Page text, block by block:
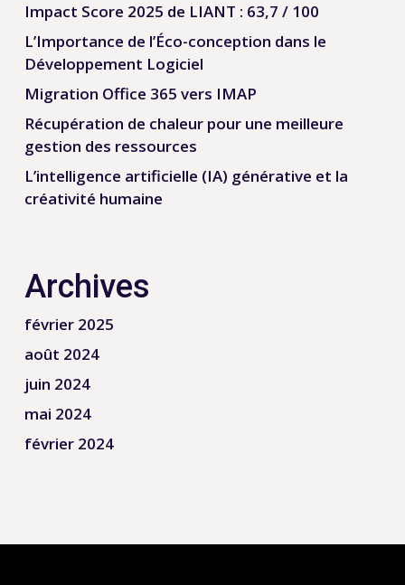
Impact Score 2025 de LIANT : 63,7 / 100
L’Importance de l’Éco-conception dans le
Développement Logiciel
Migration Office 365 vers IMAP
Récupération de chaleur pour une meilleure
gestion des ressources
L’intelligence artificielle (IA) générative et la
créativité humaine
Archives
février 2025
août 2024
juin 2024
mai 2024
février 2024